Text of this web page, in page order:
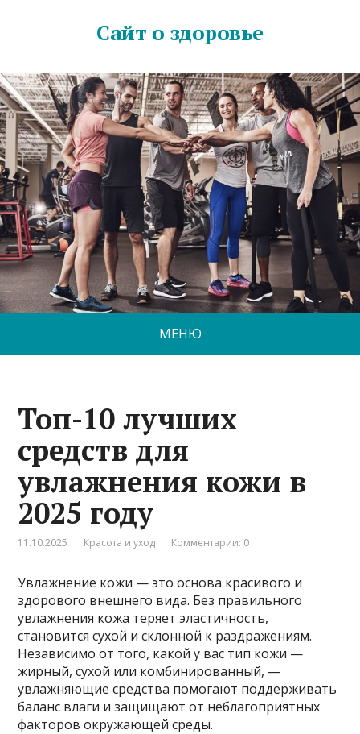
Сайт о здоровье
МЕНЮ
Топ-10 лучших
средств для
увлажнения кожи в
2025 году
11.10.2025 Красота и уход Комментарии: 0
Увлажнение кожи — это основа красивого и
здорового внешнего вида. Без правильного
увлажнения кожа теряет эластичность,
становится сухой и склонной к раздражениям.
Независимо от того, какой у вас тип кожи —
жирный, сухой или комбинированный, —
увлажняющие средства помогают поддерживать
баланс влаги и защищают от неблагоприятных
факторов окружающей среды.